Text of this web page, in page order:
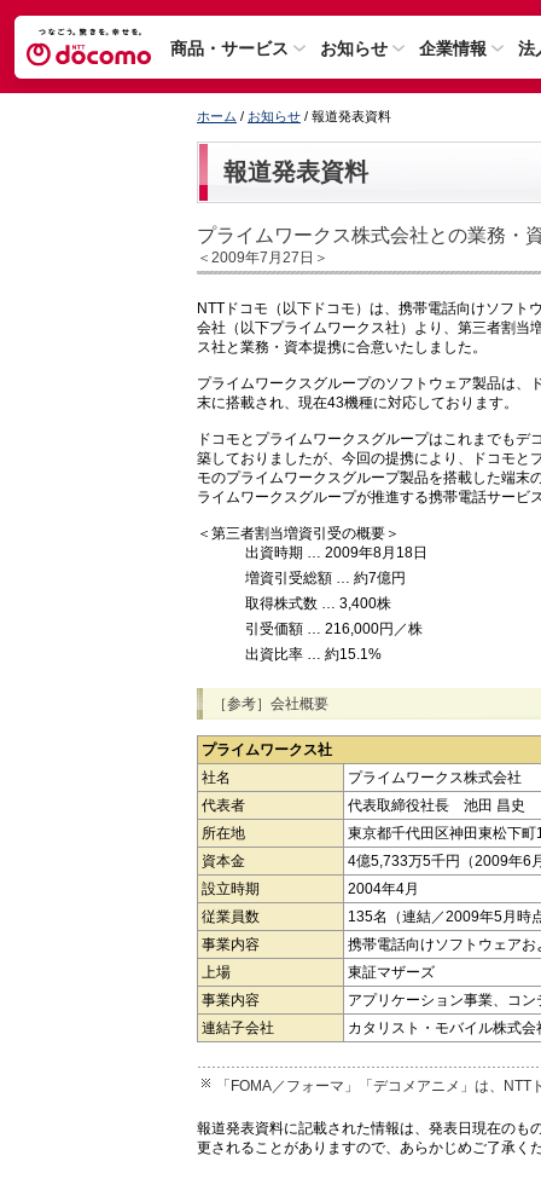
商品・サービス お知らせ 企業情報 法
ホーム / お知らせ / 報道発表資料
報道発表資料
プライムワークス株式会社との業務・
＜2009年7月27日＞
NTTドコモ（以下ドコモ）は、携帯電話向けソフト
会社（以下プライムワークス社）より、第三者割当
ス社と業務・資本提携に合意いたしました。
プライムワークスグループのソフトウェア製品は
末に搭載され、現在43機種に対応しております。
ドコモとプライムワークスグループはこれまでも
築しておりましたが、今回の提携により、ドコモと
モのプライムワークスグループ製品を搭載した端
ライムワークスグループが推進する携帯電話サー
＜第三者割当増資引受の概要＞
出資時期 … 2009年8月18日
増資引受総額 … 約7億円
取得株式数 … 3,400株
引受価額 … 216,000円／株
出資比率 … 約15.1%
［参考］会社概要
プライムワークス社
社名
プライムワークス株式会社
代表者
代表取締役社長 池田 昌史
所在地
東京都千代田区神田東松下町
資本金
4億5,733万5千円（2009年6
設立時期
2004年4月
従業員数
135名（連結／2009年5月時
事業内容
携帯電話向けソフトウェア
上場
東証マザーズ
事業内容
アプリケーション事業、コ
連結子会社
カタリスト・モバイル株式
「FOMA／フォーマ」「デコメアニメ」は、NTT
報道発表資料に記載された情報は、発表日現在のも
更されることがありますので、あらかじめご了承く